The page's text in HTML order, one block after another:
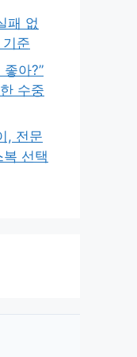
패 없
준
아?”
수중
, 전문
선택